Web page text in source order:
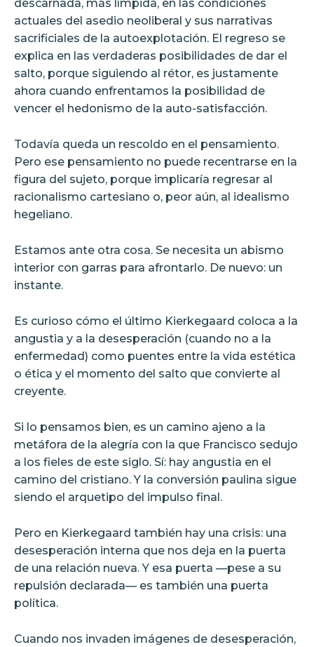
descarnada, más límpida, en las condiciones
actuales del asedio neoliberal y sus narrativas
sacrificiales de la autoexplotación. El regreso se
explica en las verdaderas posibilidades de dar el
salto, porque siguiendo al rétor, es justamente
ahora cuando enfrentamos la posibilidad de
vencer el hedonismo de la auto-satisfacción.
Todavía queda un rescoldo en el pensamiento.
Pero ese pensamiento no puede recentrarse en la
figura del sujeto, porque implicaría regresar al
racionalismo cartesiano o, peor aún, al idealismo
hegeliano.
Estamos ante otra cosa. Se necesita un abismo
interior con garras para afrontarlo. De nuevo: un
instante.
Es curioso cómo el último Kierkegaard coloca a la
angustia y a la desesperación (cuando no a la
enfermedad) como puentes entre la vida estética
o ética y el momento del salto que convierte al
creyente.
Si lo pensamos bien, es un camino ajeno a la
metáfora de la alegría con la que Francisco sedujo
a los fieles de este siglo. Sí: hay angustia en el
camino del cristiano. Y la conversión paulina sigue
siendo el arquetipo del impulso final.
Pero en Kierkegaard también hay una crisis: una
desesperación interna que nos deja en la puerta
de una relación nueva. Y esa puerta —pese a su
repulsión declarada— es también una puerta
política.
Cuando nos invaden imágenes de desesperación,